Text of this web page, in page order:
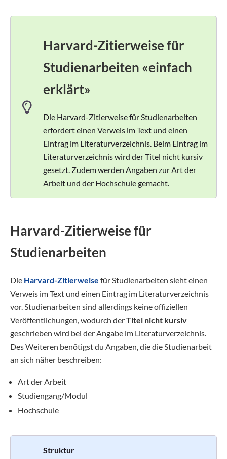
Harvard-Zitierweise für
Studienarbeiten «einfach
erklärt»
Die Harvard-Zitierweise für Studienarbeiten
erfordert einen Verweis im Text und einen
Eintrag im Literaturverzeichnis. Beim Eintrag im
Literaturverzeichnis wird der Titel nicht kursiv
gesetzt. Zudem werden Angaben zur Art der
Arbeit und der Hochschule gemacht.
Harvard-Zitierweise für
Studienarbeiten
Die Harvard-Zitierweise für Studienarbeiten sieht einen
Verweis im Text und einen Eintrag im Literaturverzeichnis
vor. Studienarbeiten sind allerdings keine offiziellen
Veröffentlichungen, wodurch derTitel nicht kursiv
geschrieben wird bei der Angabe im Literaturverzeichnis.
Des Weiteren benötigst du Angaben, die die Studienarbeit
an sich näher beschreiben:
Art der Arbeit
Studiengang/Modul
Hochschule
Struktur